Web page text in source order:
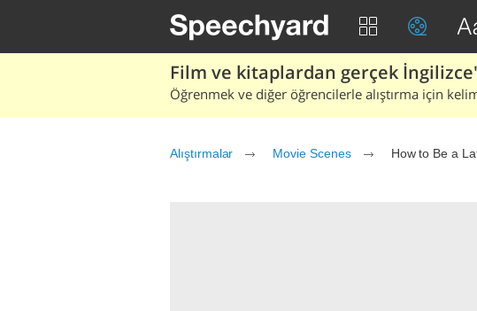
Film ve kitaplardan gerçek
Öğrenmek ve diğer öğrencilerle alıştırma için
Alıştırmalar Movie Scenes How to Be a